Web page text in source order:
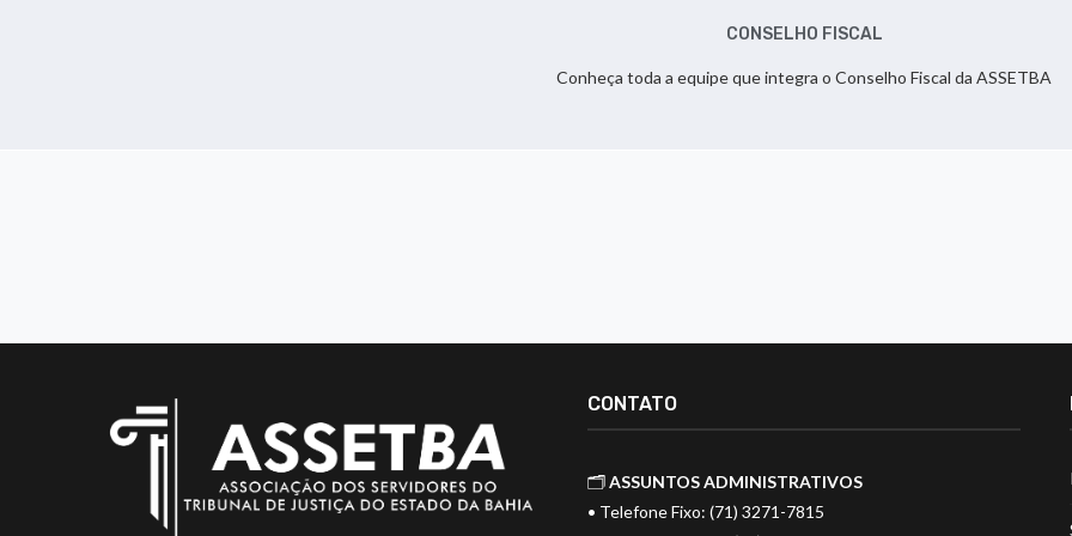
CONSELHO FISCAL
Conheça toda a equipe que integra o Conselho Fiscal da ASSETBA
CONTATO
🗂️ASSUNTOS ADMINISTRATIVOS
• Telefone Fixo: (71) 3271-7815